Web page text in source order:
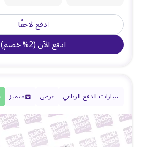
ادفع لاحقًا
ادفع الآن(
2
%خصم)
سيارات الدفع الرباعي عرض متميز